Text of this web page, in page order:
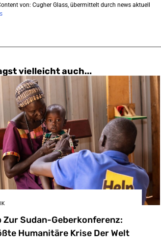
von: Cugher Glass, übermittelt durch news aktuell
vielleicht auch...
Zur Sudan-Geberkonferenz:
Humanitäre Krise Der Welt